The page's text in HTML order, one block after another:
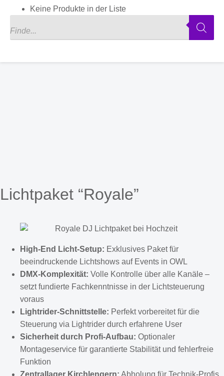
Keine Produkte in der Liste
Lichtpaket “Royale”
High-End Licht-Setup: Exklusives Paket für
beeindruckende Lichtshows auf Events in OWL
DMX-Komplexität: Volle Kontrolle über alle Kanäle –
setzt fundierte Fachkenntnisse in der Lichtsteuerung
voraus
Lightrider-Schnittstelle: Perfekt vorbereitet für die
Steuerung via Lightrider durch erfahrene User
Sicherheit durch Profi-Aufbau: Optionaler
Montageservice für garantierte Stabilität und fehlerfreie
Funktion
Zentrallager Kirchlengern: Abholung für Technik-Profis